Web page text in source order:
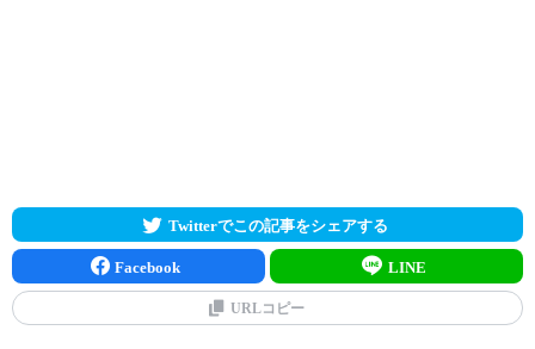
Twitterでこの記事をシェアする
Facebook LINE
URLコピー